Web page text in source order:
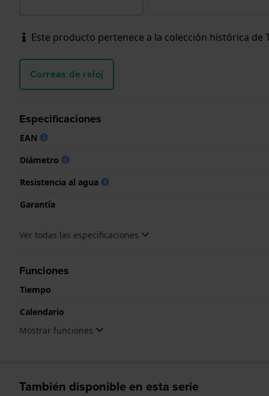
Este producto pertenece a la colección histórica de
Correas de reloj
Especificaciones
EAN
Diámetro
Resistencia al agua
Garantía
Ver todas las especificaciones
Funciones
Tiempo
Calendario
Mostrar funciones
También disponible en esta serie